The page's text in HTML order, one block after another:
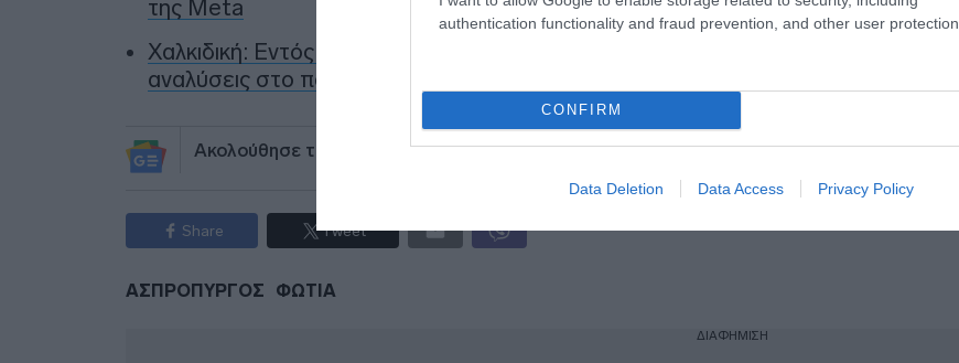
authentication functionality and fraud prevention, and other user protection.
CONFIRM
Data Deletion Data Access Privacy Policy
της Meta
Χαλκιδική: Εντός ορίων τα αποτελέσματα από τις πρώτες μικροβιολογικές
αναλύσεις στο πόσιμο νερό
Ακολούθησε το debater.gr στοGoogle Newsκαι μάθετε πρώτοι όλες τις ειδήσεις
Share Tweet
ΑΣΠΡΟΠΥΡΓΟΣ ΦΩΤΙΑ
ΔΙΑΦΗΜΙΣΗ